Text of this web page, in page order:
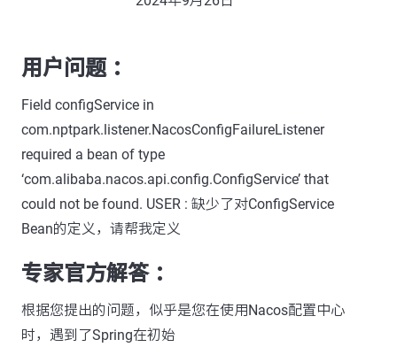
用户问题 ：
Field configService in
com.nptpark.listener.NacosConfigFailureListener
required a bean of type
‘com.alibaba.nacos.api.config.ConfigService’ that
could not be found. USER : 缺少了对ConfigService
Bean的定义，请帮我定义
专家官方解答 ：
根据您提出的问题，似乎是您在使用Nacos配置中心
时，遇到了Spring在初始